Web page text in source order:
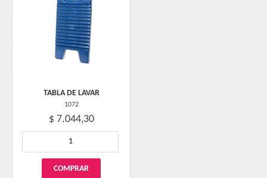
TABLA DE LAVAR
1072
$ 7.044,30